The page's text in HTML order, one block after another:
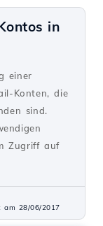
in
einer
Konten, die
sind.
Zugriff auf
am 28/06/2017